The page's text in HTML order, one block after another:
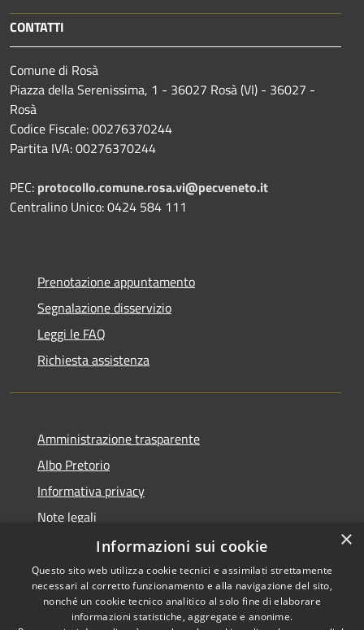
CONTATTI
Comune di Rosà
Piazza della Serenissima, 1 - 36027 Rosà (VI) - 36027 -
Rosà
Codice Fiscale: 00276370244
Partita IVA: 00276370244
PEC: protocollo.comune.rosa.vi@pecveneto.it
Centralino Unico: 0424 584 111
Prenotazione appuntamento
Segnalazione disservizio
Leggi le FAQ
Richiesta assistenza
Amministrazione trasparente
Albo Pretorio
Informativa privacy
Note legali
Dichiarazione di accessibilità
RSS Copyright © 2026 • Comune di
×
Informazioni sui cookie
Questo sito web utilizza cookie tecnici e assimilati strettamente
necessari al corretto funzionamento e alla navigazione del sito,
nonché un cookie tecnico analitico al solo fine di elaborare
informazioni statistiche, aggregate e anonime.